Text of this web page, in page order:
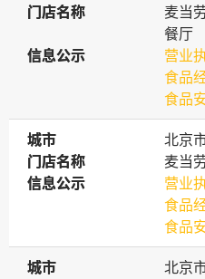
门店名称
门店名称
麦当
餐厅
信息公示
信息公示
营业
食品
食品
城市
城市
北京
门店名称
门店名称
麦当
信息公示
信息公示
营业
食品
食品
城市
城市
北京